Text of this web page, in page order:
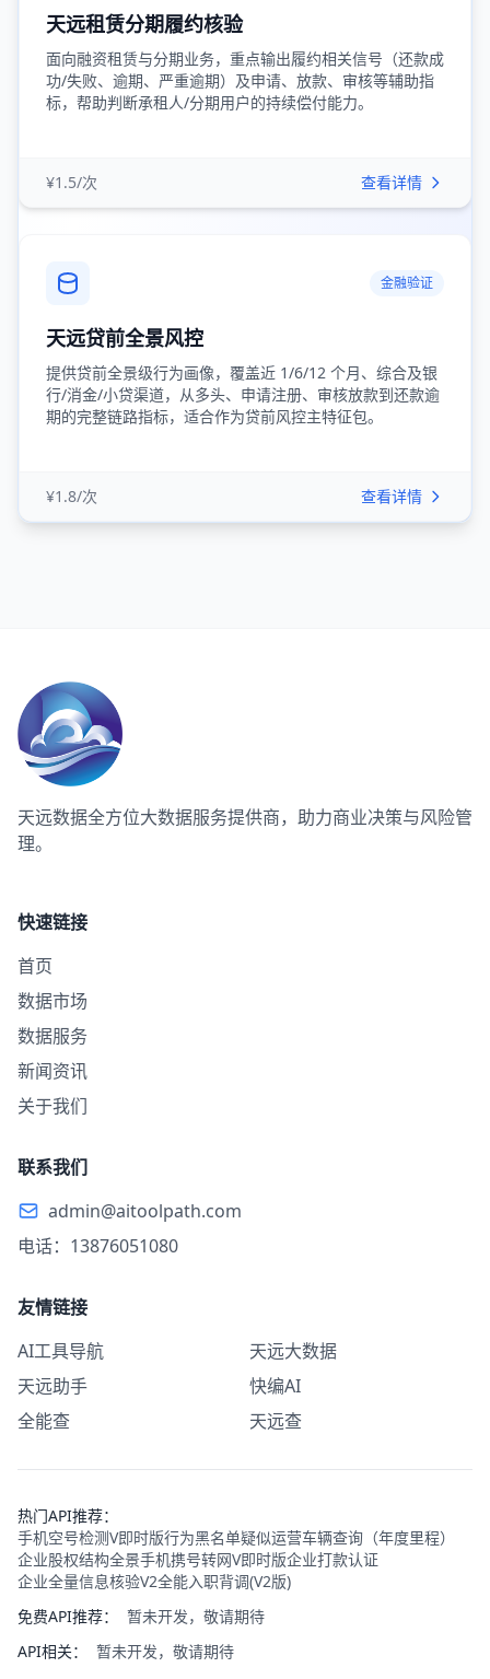
天远租赁分期履约核验
面向融资租赁与分期业务，重点输出履约相关信号（还款成
功/失败、逾期、严重逾期）及申请、放款、审核等辅助指
标，帮助判断承租人/分期用户的持续偿付能力。
¥1.5/次 查看详情
金融验证
天远贷前全景风控
提供贷前全景级行为画像，覆盖近 1/6/12 个月、综合及银
行/消金/小贷渠道，从多头、申请注册、审核放款到还款逾
期的完整链路指标，适合作为贷前风控主特征包。
¥1.8/次 查看详情
天远数据全方位大数据服务提供商，助力商业决策与风险管
理。
快速链接
首页
数据市场
数据服务
新闻资讯
关于我们
联系我们
admin@aitoolpath.com
电话：13876051080
友情链接
AI工具导航
天远大数据
天远助手
快编AI
全能查
天远查
热门API推荐：
手机空号检测V即时版行为黑名单疑似运营车辆查询（年度里程）
企业股权结构全景手机携号转网V即时版企业打款认证
企业全量信息核验V2全能入职背调(V2版)
免费API推荐：
暂未开发，敬请期待
API相关：
暂未开发，敬请期待